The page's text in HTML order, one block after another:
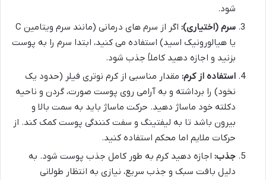
شود.
سرم (اختیاری):
اگر از سرم های درمانی (مانند سرم ویتامین C
یا هیالورونیک اسید) استفاده می کنید، ابتدا سرم را به پوست
بزنید و اجازه دهید کاملاً جذب شود.
استفاده از کرم: مقدار مناسبی از کرم نوتری فیلر (حدود یک
نخود) را برداشته و به آرامی روی پوست صورت، گردن و ناحیه
دکلته خود ماساژ دهید. حرکت ماساژ باید به سمت بالا و
بیرون باشد تا به لیفتینگ و سفت کنندگی پوست کمک کند. از
حرکات ملایم اما محکم استفاده کنید.
جذب: اجازه دهید کرم به طور کامل جذب پوست شود. به
دلیل بافت سبک و جذب سریع، نیازی به انتظار طولانی